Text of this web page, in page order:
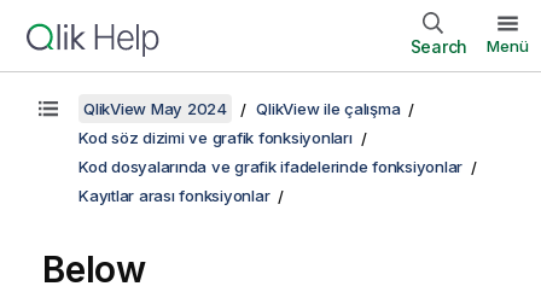
Search Menü
QlikView May 2024
QlikView ile çalışma
Kod söz dizimi ve grafik fonksiyonları
Kod dosyalarında ve grafik ifadelerinde fonksiyonlar
Kayıtlar arası fonksiyonlar
Below